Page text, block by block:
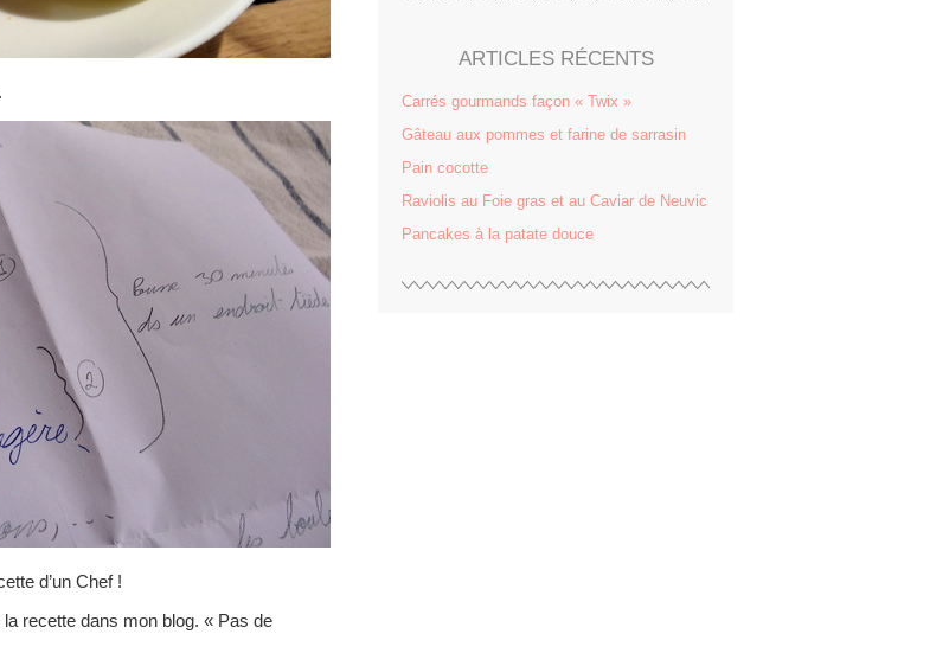
d’un Chef !
recette dans mon blog. « Pas de
ARTICLES RÉCENTS
Carrés gourmands façon « Twix »
Gâteau aux pommes et farine de sarrasin
Pain cocotte
Raviolis au Foie gras et au Caviar de Neuvic
Pancakes à la patate douce